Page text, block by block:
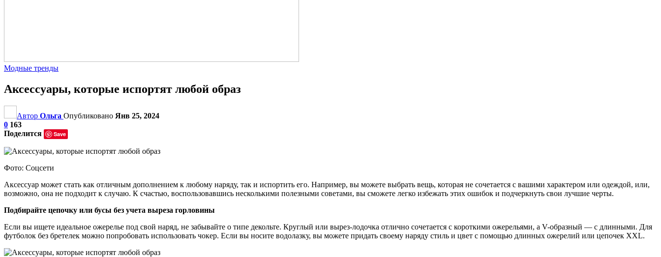
Модные тренды
Аксессуары, которые испортят любой образ
Автор Ольга Опубликовано Янв 25, 2024
0 163
Поделится
Save
Фото: Соцсети
Аксессуар может стать как отличным дополнением к любому наряду, так и испортить его. Например, вы можете выбрать вещь, которая не сочетается с вашими характером или одеждой, или,
возможно, она не подходит к случаю. К счастью, воспользовавшись несколькими полезными советами, вы сможете легко избежать этих ошибок и подчеркнуть свои лучшие черты.
Подбирайте цепочку или бусы без учета выреза горловины
Если вы ищете идеальное ожерелье под свой наряд, не забывайте о типе декольте. Круглый или вырез-лодочка отлично сочетается с короткими ожерельями, а V-образный — с длинными. Для
футболок без бретелек можно попробовать использовать чокер. Если вы носите водолазку, вы можете придать своему наряду стиль и цвет с помощью длинных ожерелий или цепочек XXL.